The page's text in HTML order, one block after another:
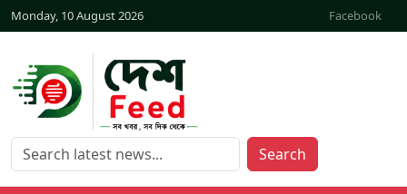
Monday, 10 August 2026 Facebook
Search